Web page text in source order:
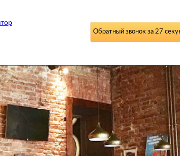
Обратный звонок за 27